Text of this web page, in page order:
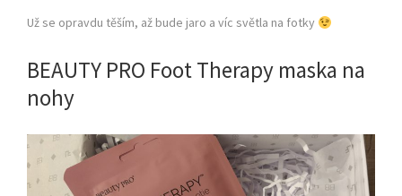
Už se opravdu těším, až bude jaro a víc světla na fotky
BEAUTY PRO Foot Therapy maska na
nohy